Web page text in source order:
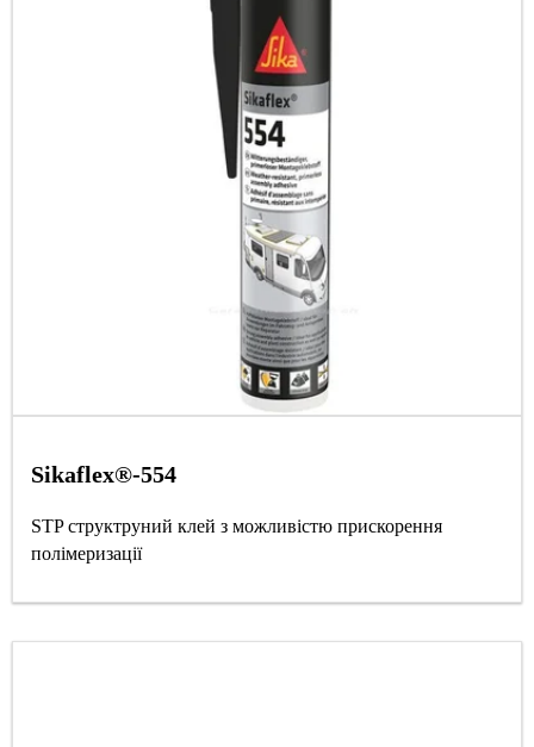
Sikaflex®-554
STP структруний клей з можливістю прискорення
полімеризації